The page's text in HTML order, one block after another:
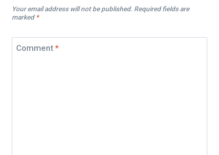
Your email address will not be published. Required fields are
marked*
Comment *